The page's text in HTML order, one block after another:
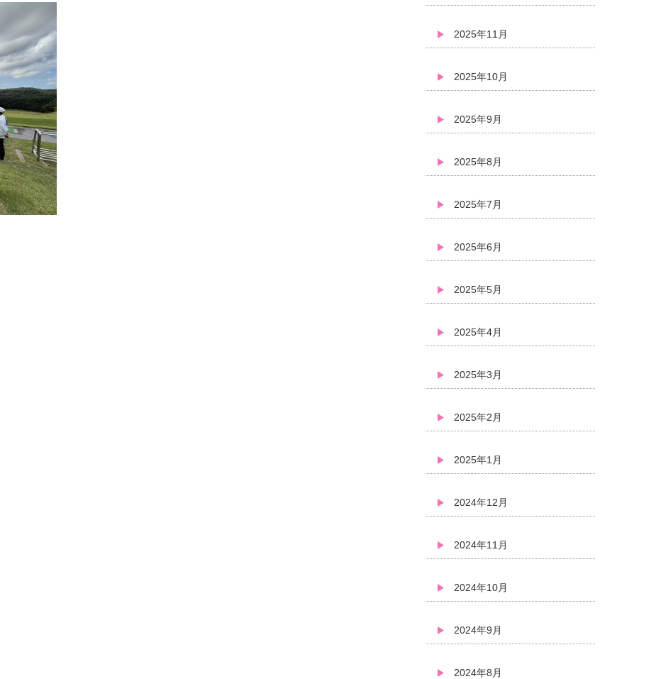
2025年11月
2025年10月
2025年9月
2025年8月
2025年7月
2025年6月
2025年5月
2025年4月
2025年3月
2025年2月
2025年1月
2024年12月
2024年11月
2024年10月
2024年9月
2024年8月